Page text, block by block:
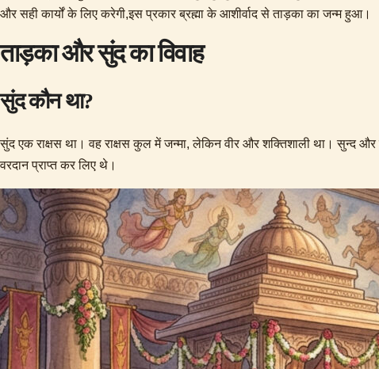
और सही कार्यों के लिए करेगी,इस प्रकार ब्रह्मा के आशीर्वाद से ताड़का का जन्म हुआ।
ताड़का और सुंद का विवाह
सुंद कौन था?
सुंद एक राक्षस था। वह राक्षस कुल में जन्मा, लेकिन वीर और शक्तिशाली था।​ सुन्द
वरदान प्राप्त कर लिए थे।